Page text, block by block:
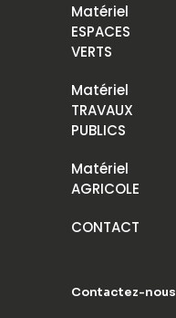
Matériel
ESPACES
VERTS
Matériel
TRAVAUX
PUBLICS
Matériel
AGRICOLE
CONTACT
Contactez-nous